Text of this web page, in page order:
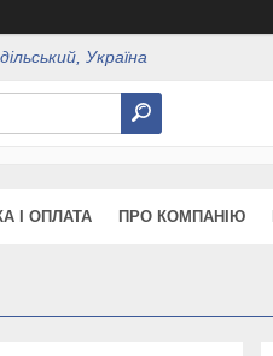
Україна
І ОПЛАТА ПРО КОМПАНІЮ